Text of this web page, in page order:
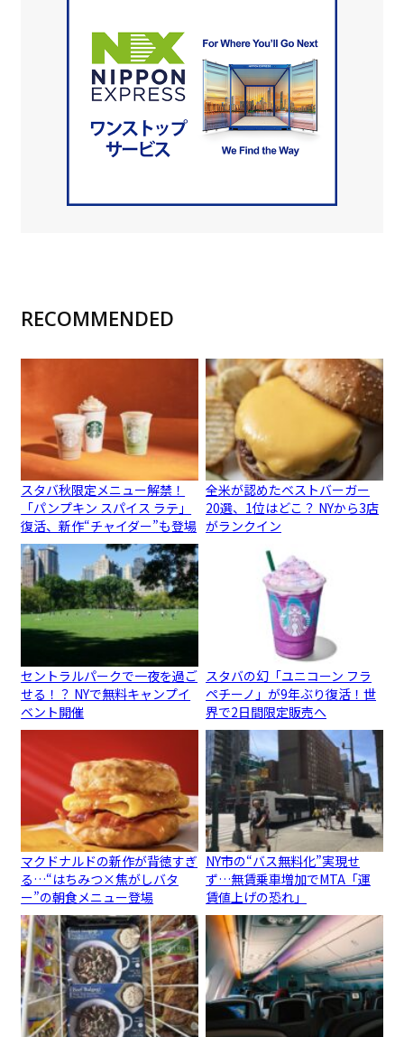
RECOMMENDED
スタバ秋限定メニュー解禁！
「パンプキン スパイス ラテ」
復活、新作“チャイダー”も登場
全米が認めたベストバーガー
20選、1位はどこ？ NYから3店
がランクイン
セントラルパークで一夜を過ご
せる！？ NYで無料キャンプイ
ベント開催
スタバの幻「ユニコーン フラ
ペチーノ」が9年ぶり復活！世
界で2日間限定販売へ
マクドナルドの新作が背徳すぎ
る…“はちみつ×焦がしバタ
ー”の朝食メニュー登場
NY市の“バス無料化”実現せ
ず…無賃乗車増加でMTA「運
賃値上げの恐れ」